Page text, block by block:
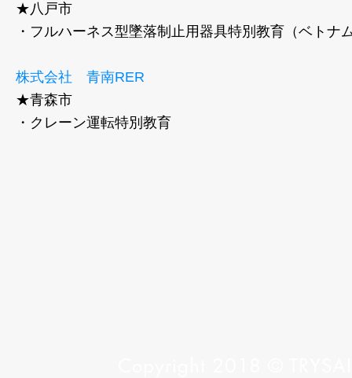
★八戸市
・フルハーネス型墜落制止用器具特別教育（ベトナ
株式会社 青南RER
★青森市
​・クレーン運転特別教育